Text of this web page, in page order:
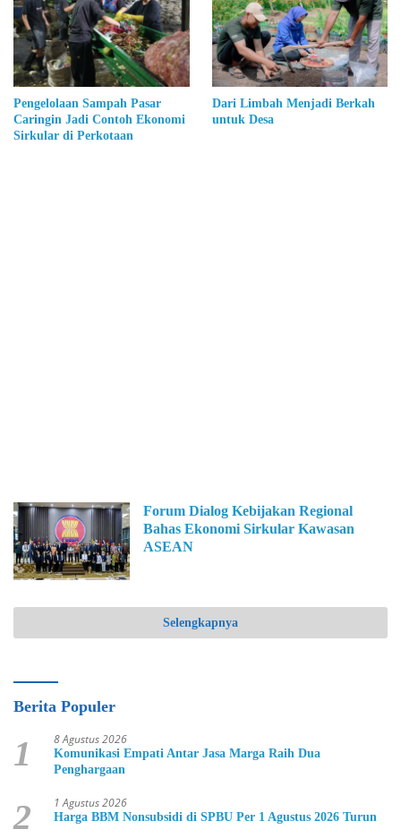
Pengelolaan Sampah Pasar
Caringin Jadi Contoh Ekonomi
Sirkular di Perkotaan
Dari Limbah Menjadi Berkah
untuk Desa
Forum Dialog Kebijakan Regional
Bahas Ekonomi Sirkular Kawasan
ASEAN
Selengkapnya
Berita Populer
1 8 Agustus 2026
Komunikasi Empati Antar Jasa Marga Raih Dua
Penghargaan
2 1 Agustus 2026
Harga BBM Nonsubsidi di SPBU Per 1 Agustus 2026 Turun